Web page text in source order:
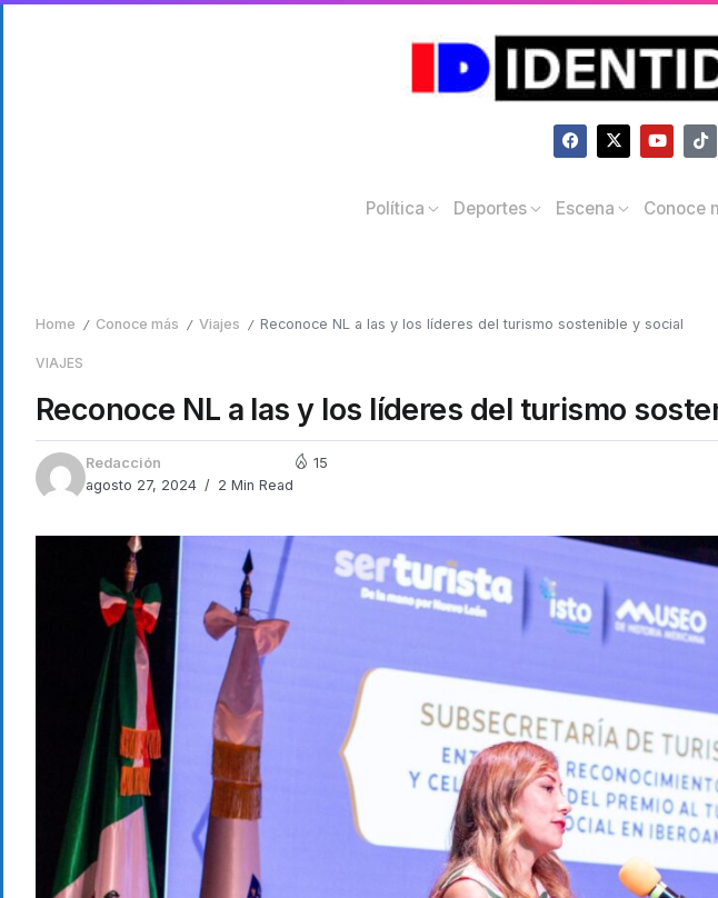
Política Deportes Escena Conoce
Home / Conoce más / Viajes / Reconoce NL a las y los líderes del turismo sostenible y social
VIAJES
Reconoce NL a las y los líderes del turismo
Redacción
agosto 27, 2024
2 Min Read
15